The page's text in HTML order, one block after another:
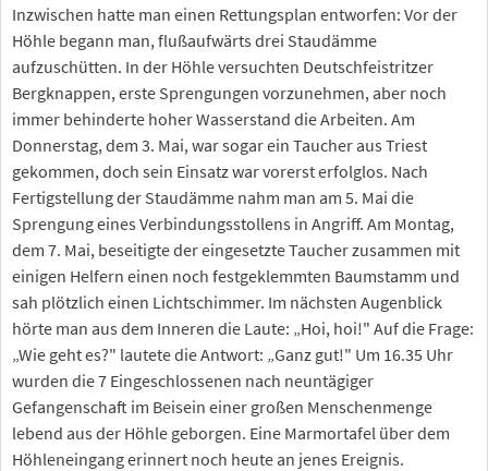
Inzwischen hatte man einen Rettungsplan entworfen: Vor der
Höhle begann man, flußaufwärts drei Staudämme
aufzuschütten. In der Höhle versuchten Deutschfeistritzer
Bergknappen, erste Sprengungen vorzunehmen, aber noch
immer behinderte hoher Wasserstand die Arbeiten. Am
Donnerstag, dem 3. Mai, war sogar ein Taucher aus Triest
gekommen, doch sein Einsatz war vorerst erfolglos. Nach
Fertigstellung der Staudämme nahm man am 5. Mai die
Sprengung eines Verbindungsstollens in Angriff. Am Montag,
dem 7. Mai, beseitigte der eingesetzte Taucher zusammen mit
einigen Helfern einen noch festgeklemmten Baumstamm und
sah plötzlich einen Lichtschimmer. Im nächsten Augenblick
hörte man aus dem Inneren die Laute: „Hoi, hoi!" Auf die Frage:
„Wie geht es?" lautete die Antwort: „Ganz gut!" Um 16.35 Uhr
wurden die 7 Eingeschlossenen nach neuntägiger
Gefangenschaft im Beisein einer großen Menschenmenge
lebend aus der Höhle geborgen. Eine Marmortafel über dem
Höhleneingang erinnert noch heute an jenes Ereignis.